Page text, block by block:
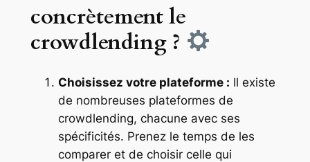
concrètement le
crowdlending ?
Choisissez votre plateforme : Il existe
de nombreuses plateformes de
crowdlending, chacune avec ses
spécificités. Prenez le temps de les
comparer et de choisir celle qui